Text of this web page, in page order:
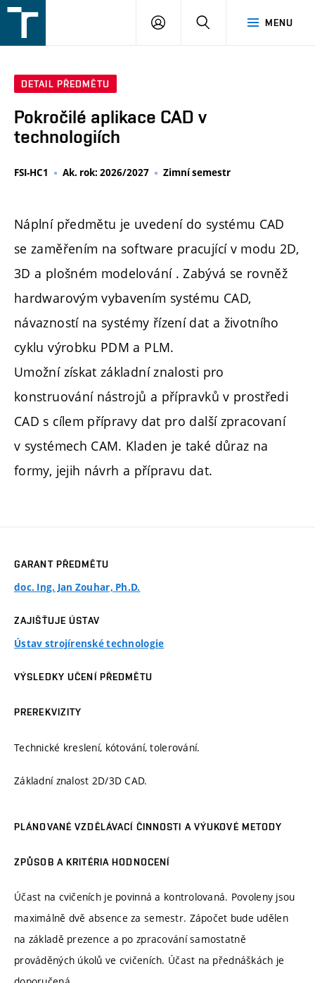
v
MENU
PŘIHLÁŠENÍ
DETAIL PŘEDMĚTU
Pokročilé aplikace CAD v
technologiích
FSI-HC1 Ak. rok: 2026/2027 Zimní semestr
Náplní předmětu je uvedení do systému CAD
se zaměřením na software pracující v modu 2D,
3D a plošném modelování . Zabývá se rovněž
hardwarovým vybavením systému CAD,
návazností na systémy řízení dat a životního
cyklu výrobku PDM a PLM.
Umožní získat základní znalosti pro
konstruování nástrojů a přípravků v prostředi
CAD s cílem přípravy dat pro další zpracovaní
v systémech CAM. Kladen je také důraz na
formy, jejih návrh a přípravu dat.
GARANT PŘEDMĚTU
doc. Ing. Jan Zouhar, Ph.D.
ZAJIŠŤUJE ÚSTAV
Ústav strojírenské technologie
VÝSLEDKY UČENÍ PŘEDMĚTU
PREREKVIZITY
Technické kreslení, kótování, tolerování.
Základní znalost 2D/3D CAD.
PLÁNOVANÉ VZDĚLÁVACÍ ČINNOSTI A VÝUKOVÉ METODY
ZPŮSOB A KRITÉRIA HODNOCENÍ
Účast na cvičeních je povinná a kontrolovaná. Povoleny jsou
maximálně dvě absence za semestr. Zápočet bude udělen
na základě prezence a po zpracování samostatně
prováděných úkolů ve cvičeních. Účast na přednáškách je